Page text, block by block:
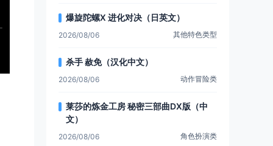
爆旋陀螺X 进化对决（日英文）
2026/08/06 其他特色类型
杀手 赦免（汉化中文）
2026/08/06 动作冒险类
莱莎的炼金工房 秘密三部曲DX版（中
文）
2026/08/06 角色扮演类